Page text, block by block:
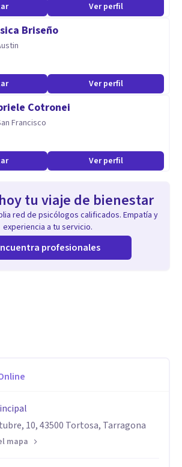
Ver perfil
Briseño
Ver perfil
Cotronei
Francisco
Ver perfil
tu viaje de bienestar
red de psicólogos calificados. Empatía y
experiencia a tu servicio.
profesionales
10, 43500 Tortosa, Tarragona
mapa